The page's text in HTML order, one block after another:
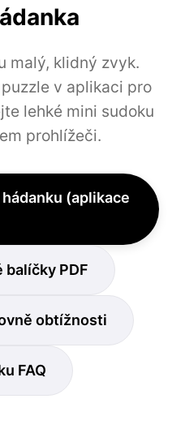
malý, klidný zvyk.
v aplikaci pro
lehké mini sudoku
prohlížeči.
(aplikace
PDF
obtížnosti
FAQ